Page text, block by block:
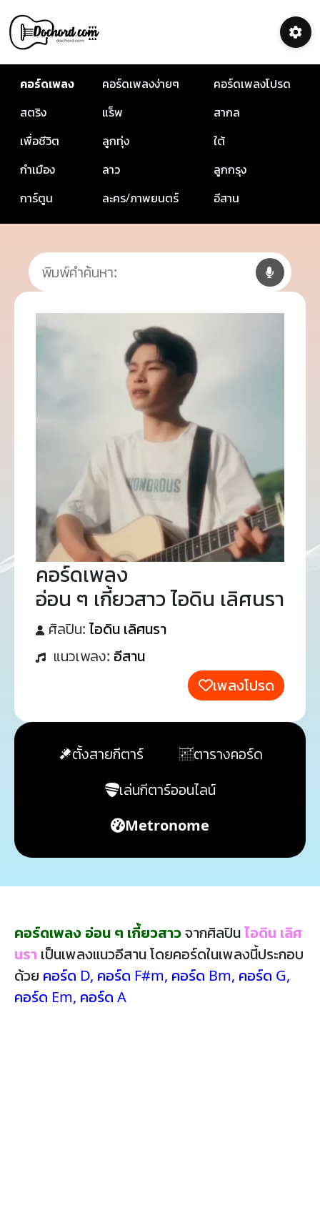
คอร์ดเพลง คอร์ดเพลงง่ายๆ
คอร์ดเพลงโปรด
สตริง
แร็พ
สากล
เพื่อชีวิต
ลูกทุ่ง
ใต้
กำเมือง
ลาว
ลูกกรุง
การ์ตูน
ละคร/ภาพยนตร์ อีสาน
คอร์ดเพลง
อ่อน ๆ เกี้ยวสาว ไอดิน เลิศนรา
ศิลปิน: ไอดิน เลิศนรา
แนวเพลง: อีสาน
เพลงโปรด
ตั้งสายกีตาร์
ตารางคอร์ด
เล่นกีตาร์ออนไลน์
Metronome
คอร์ดเพลง อ่อน ๆ เกี้ยวสาวจากศิลปินไอดิน เลิศ
นรา เป็นเพลงแนวอีสาน โดยคอร์ดในเพลงนี้ประกอบ
ด้วย คอร์ด D, คอร์ด F#m, คอร์ด Bm, คอร์ด G,
คอร์ด Em, คอร์ด A